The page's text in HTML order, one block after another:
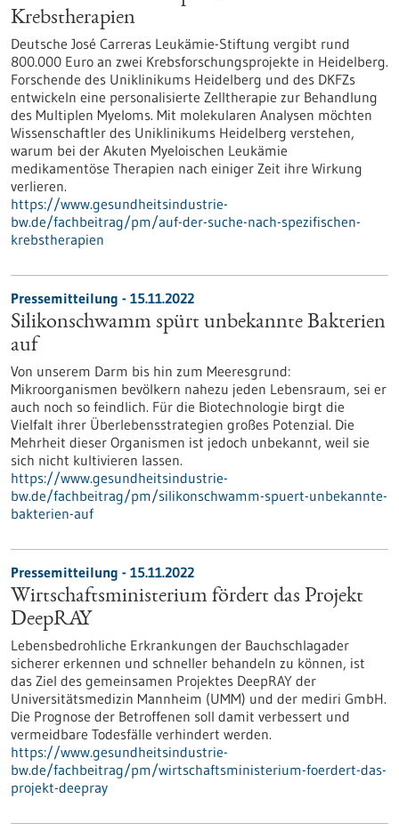
Krebstherapien
Deutsche José Carreras Leukämie-Stiftung vergibt rund
800.000 Euro an zwei Krebsforschungsprojekte in Heidelberg.
Forschende des Uniklinikums Heidelberg und des DKFZs
entwickeln eine personalisierte Zelltherapie zur Behandlung
des Multiplen Myeloms. Mit molekularen Analysen möchten
Wissenschaftler des Uniklinikums Heidelberg verstehen,
warum bei der Akuten Myeloischen Leukämie
medikamentöse Therapien nach einiger Zeit ihre Wirkung
verlieren.
https://www.gesundheitsindustrie-
bw.de/fachbeitrag/pm/auf-der-suche-nach-spezifischen-
krebstherapien
Pressemitteilung - 15.11.2022
Silikonschwamm spürt unbekannte Bakterien
auf
Von unserem Darm bis hin zum Meeresgrund:
Mikroorganismen bevölkern nahezu jeden Lebensraum, sei er
auch noch so feindlich. Für die Biotechnologie birgt die
Vielfalt ihrer Überlebensstrategien großes Potenzial. Die
Mehrheit dieser Organismen ist jedoch unbekannt, weil sie
sich nicht kultivieren lassen.
https://www.gesundheitsindustrie-
bw.de/fachbeitrag/pm/silikonschwamm-spuert-unbekannte-
bakterien-auf
Pressemitteilung - 15.11.2022
Wirtschaftsministerium fördert das Projekt
DeepRAY
Lebensbedrohliche Erkrankungen der Bauchschlagader
sicherer erkennen und schneller behandeln zu können, ist
das Ziel des gemeinsamen Projektes DeepRAY der
Universitätsmedizin Mannheim (UMM) und der mediri GmbH.
Die Prognose der Betroffenen soll damit verbessert und
vermeidbare Todesfälle verhindert werden.
https://www.gesundheitsindustrie-
bw.de/fachbeitrag/pm/wirtschaftsministerium-foerdert-das-
projekt-deepray